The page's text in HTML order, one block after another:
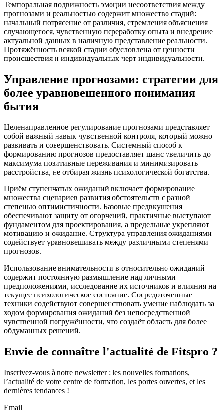
Темпоральная подвижность эмоции несоответствия между
прогнозами и реальностью содержит множество стадий:
начальный потрясение от различия, стремления объяснения
случающегося, чувственную переработку опыта и внедрение
актуальной данных в наличную представление реальности.
Протяжённость всякой стадии обусловлена от ценности
происшествия и индивидуальных черт индивидуальности.
Управление прогнозами: стратегии для
более уравновешенного понимания
бытия
Целенаправленное регулирование прогнозами представляет
собой важный навык чувственной контроля, который можно
развивать и совершенствовать. Системный способ к
формированию прогнозов предоставляет шанс увеличить до
максимума позитивные переживания и минимизировать
расстройства, не отбирая жизнь психологической богатства.
Приём ступенчатых ожиданий включает формирование
множества сценариев развития обстоятельств с разной
степенью оптимистичности. Базовые предвкушения
обеспечивают защиту от огорчений, практичные выступают
фундаментом для проектирования, а предельные укрепляют
мотивацию и ожидание. Структура управления ожиданиями
содействует уравновешивать между различными степенями
прогнозов.
Использование внимательности в относительно ожиданий
содержит постоянную размышление над личными
предположениями, исследование их источников и влияния на
текущее психологическое состояние. Сосредоточенные
техники содействуют совершенствовать умение наблюдать за
ходом формирования ожиданий без непосредственной
чувственной погружённости, что создаёт область для более
обдуманных решений.
Envie de connaître l'actualité de Fitspro ?
Inscrivez-vous à notre newsletter : les nouvelles formations,
l’actualité de votre centre de formation, les portes ouvertes, et les
dernières tendances !
Email